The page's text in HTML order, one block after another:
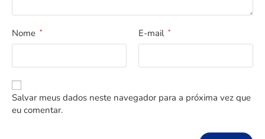
Nome * E-mail *
Salvar meus dados neste navegador para a próxima vez que
eu comentar.